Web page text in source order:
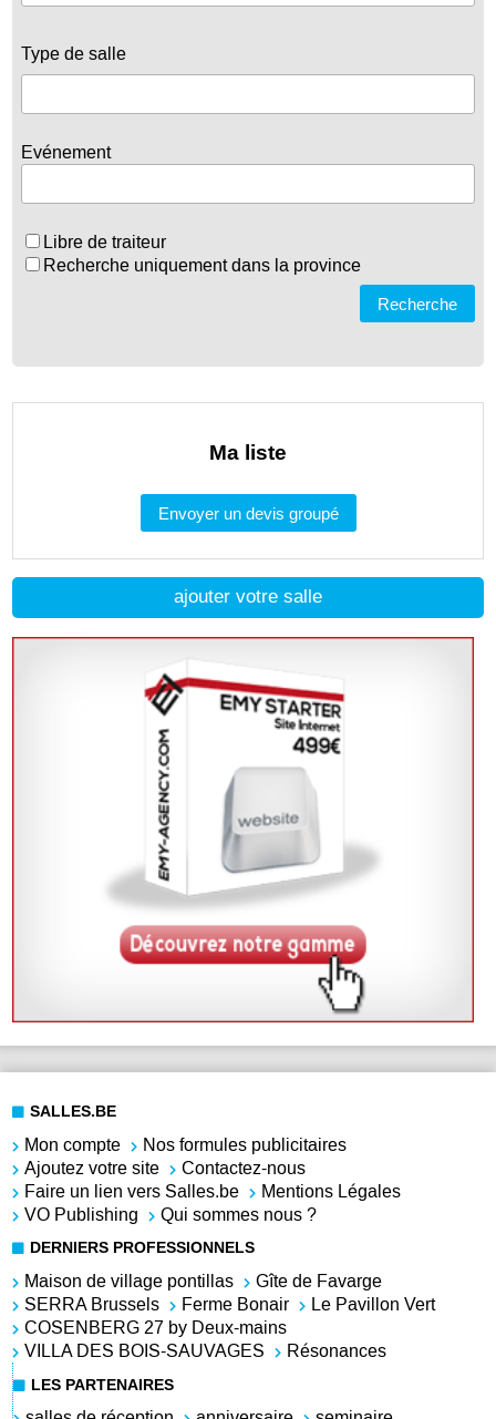
ajouter votre salle
Type de salle
Evénement
Libre de traiteur
Recherche uniquement dans la province
Recherche
Ma liste
Envoyer un devis groupé
SALLES.BE
Mon compte
Nos formules publicitaires
Ajoutez votre site
Contactez-nous
Faire un lien vers Salles.be
Mentions Légales
VO Publishing
Qui sommes nous ?
DERNIERS PROFESSIONNELS
Maison de village pontillas
Gîte de Favarge
SERRA Brussels
Ferme Bonair
Le Pavillon Vert
COSENBERG 27 by Deux-mains
VILLA DES BOIS-SAUVAGES
Résonances
LES PARTENAIRES